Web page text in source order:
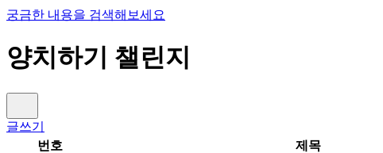
궁금한 내용을 검색해보세요
양치하기 챌린지
글쓰기
번호
제목